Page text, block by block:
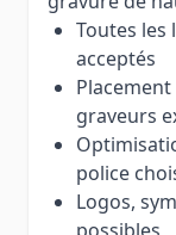
Toutes les
acceptés
graveurs
police
Logos,
possibles